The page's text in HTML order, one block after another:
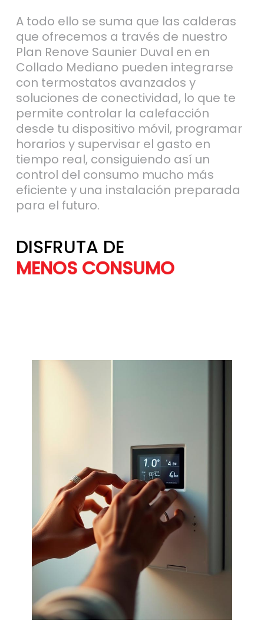
A todo ello se suma que las calderas
que ofrecemos a través de nuestro
Plan Renove Saunier Duval en en
Collado Mediano pueden integrarse
con termostatos avanzados y
soluciones de conectividad, lo que te
permite controlar la calefacción
desde tu dispositivo móvil, programar
horarios y supervisar el gasto en
tiempo real, consiguiendo así un
control del consumo mucho más
eficiente y una instalación preparada
para el futuro.
DISFRUTA DE